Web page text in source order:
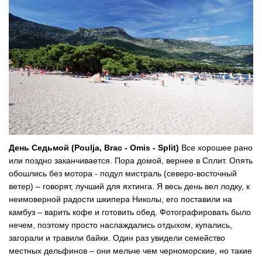
День Седьмой (Poulja, Brac - Omis - Split) Все хорошее рано
или поздно заканчивается. Пора домой, вернее в Сплит. Опять
обошлись без мотора - подул мистраль (северо-восточный
ветер) – говорят, лучший для яхтинга. Я весь день вел лодку, к
неимоверной радости шкипера Николы, его поставили на
камбуз – варить кофе и готовить обед. Фотографировать было
нечем, поэтому просто наслаждались отдыхом, купались,
загорали и травили байки. Один раз увидели семейство
местных дельфинов – они мельче чем черноморские, но такие